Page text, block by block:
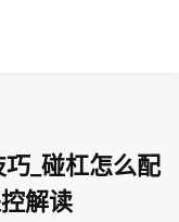
_碰杠怎么配
解读